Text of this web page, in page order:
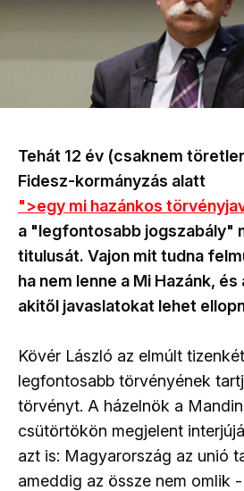
Tehát 12 év (csaknem
Fidesz-kormányzás alatt
">egy mi hazánkos
a "legfontosabb jogszabály"
titulusát. Vajon mit tudna
ha nem lenne a Mi Hazánk, és
akitől javaslatokat lehet
Kövér László az elmúlt
legfontosabb törvényének
törvényt. A házelnök a
csütörtökön megjelent
azt is: Magyarország az unió
ameddig az össze nem omlik